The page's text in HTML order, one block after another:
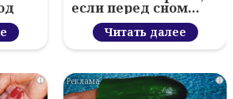
если перед сном…
Читать далее
i i